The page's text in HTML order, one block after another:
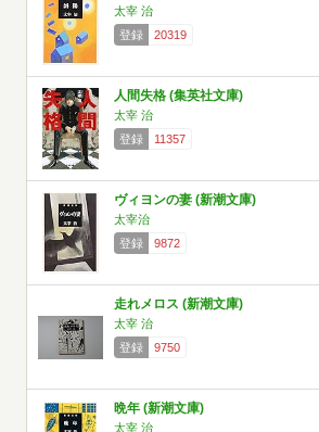
太宰 治
登録
20319
人間失格 (集英社文庫)
太宰 治
登録
11357
ヴィヨンの妻 (新潮文庫)
太宰治
登録
9872
走れメロス (新潮文庫)
太宰 治
登録
9750
晩年 (新潮文庫)
太宰 治